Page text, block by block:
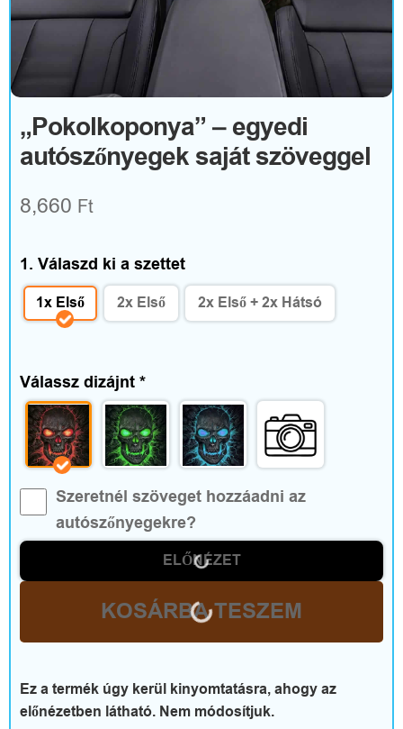
R
u
h
á
z
a
é
s
i
e
g
s
í
k
„Pokolkoponya” – egyedi
autószőnyegek saját szöveggel
8,660 Ft
1. Válaszd ki a szettet
1x Első 2x Első 2x Első + 2x Hátsó
Válassz dizájnt *
Szeretnél szöveget hozzáadni az
autószőnyegekre?
ELŐNÉZET
KOSÁRBA TESZEM
Ez a termék úgy kerül kinyomtatásra, ahogy az
előnézetben látható. Nem módosítjuk.